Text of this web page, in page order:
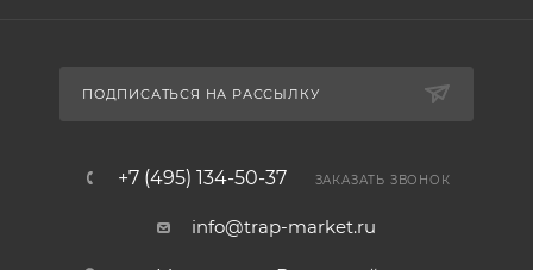
ПОДПИСАТЬСЯ НА РАССЫЛКУ
+7 (495) 134-50-37 ЗАКАЗАТЬ ЗВОНОК
info@trap-market.ru